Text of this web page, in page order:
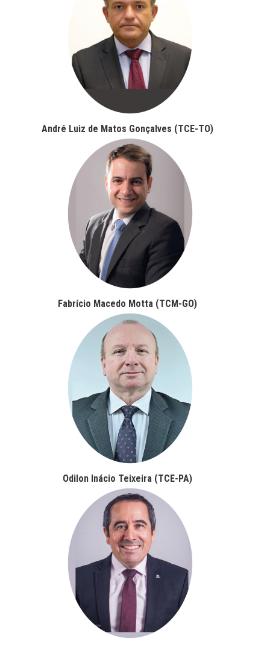
André Luiz de Matos Gonçalves (TCE-TO)
Fabrício Macedo Motta (TCM-GO)
Odilon Inácio Teixeira (TCE-PA)